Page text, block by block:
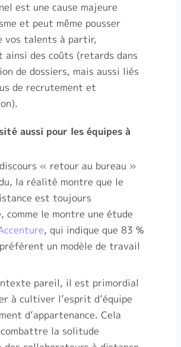
est une cause majeure
et peut même pousser
vos talents à partir,
ainsi des coûts (retards dans
de dossiers, mais aussi liés
de recrutement et
aussi pour les équipes à
« retour au bureau »
la réalité montre que le
est toujours
comme le montre une étude
, qui indique que 83 %
un modèle de travail
pareil, il est primordial
à cultiver l’esprit d’équipe
d’appartenance. Cela
la solitude